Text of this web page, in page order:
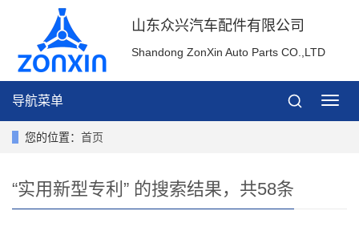
山东众兴汽车配件有限公司
Shandong ZonXin Auto Parts CO.,LTD
导
导航菜单
您的位置： 首页
“实用新型专利” 的搜索结果，共58条